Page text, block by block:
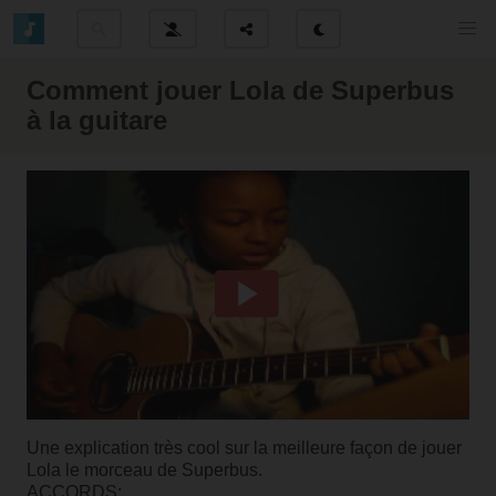
Comment jouer Lola de Superbus
à la guitare
Une explication très cool sur la meilleure façon de jouer
Lola le morceau de Superbus.
ACCORDS: